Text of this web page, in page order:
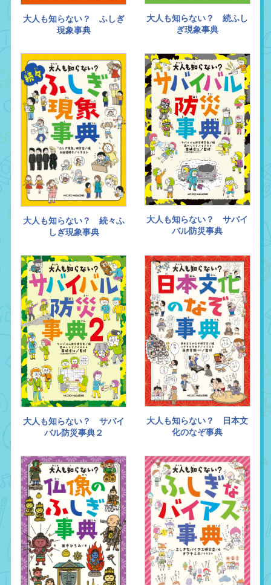
大人も知らない？ ふしぎ
現象事典
大人も知らない？ 続ふし
ぎ現象事典
大人も知らない？ 続々ふ
しぎ現象事典
大人も知らない？ サバイ
バル防災事典
大人も知らない？ サバイ
バル防災事典２
大人も知らない？ 日本文
化のなぞ事典